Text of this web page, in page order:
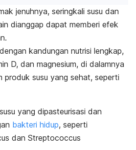
jenuhnya, seringkali susu dan
dianggap dapat memberi efek
kandungan nutrisi lengkap,
D, dan magnesium, di dalamnya
produk susu yang sehat, seperti
yang dipasteurisasi dan
bakteri hidup, seperti
dan Streptococcus